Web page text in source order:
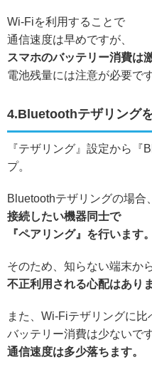
Wi-Fiを利用することで
通信速度は早めですが、
スマホのバッテリー消費は
電池残量には注意が必要です
4.Bluetoothテザリング
『テザリング』設定から『
プ。
Bluetoothテザリングの場合、
接続したい機器同士で
『ペアリング』を行います。
そのため、知らない端末か
不正利用される心配はあり
また、Wi-Fiテザリングに比
バッテリー消費は少ないです
通信速度は多少落ちます。